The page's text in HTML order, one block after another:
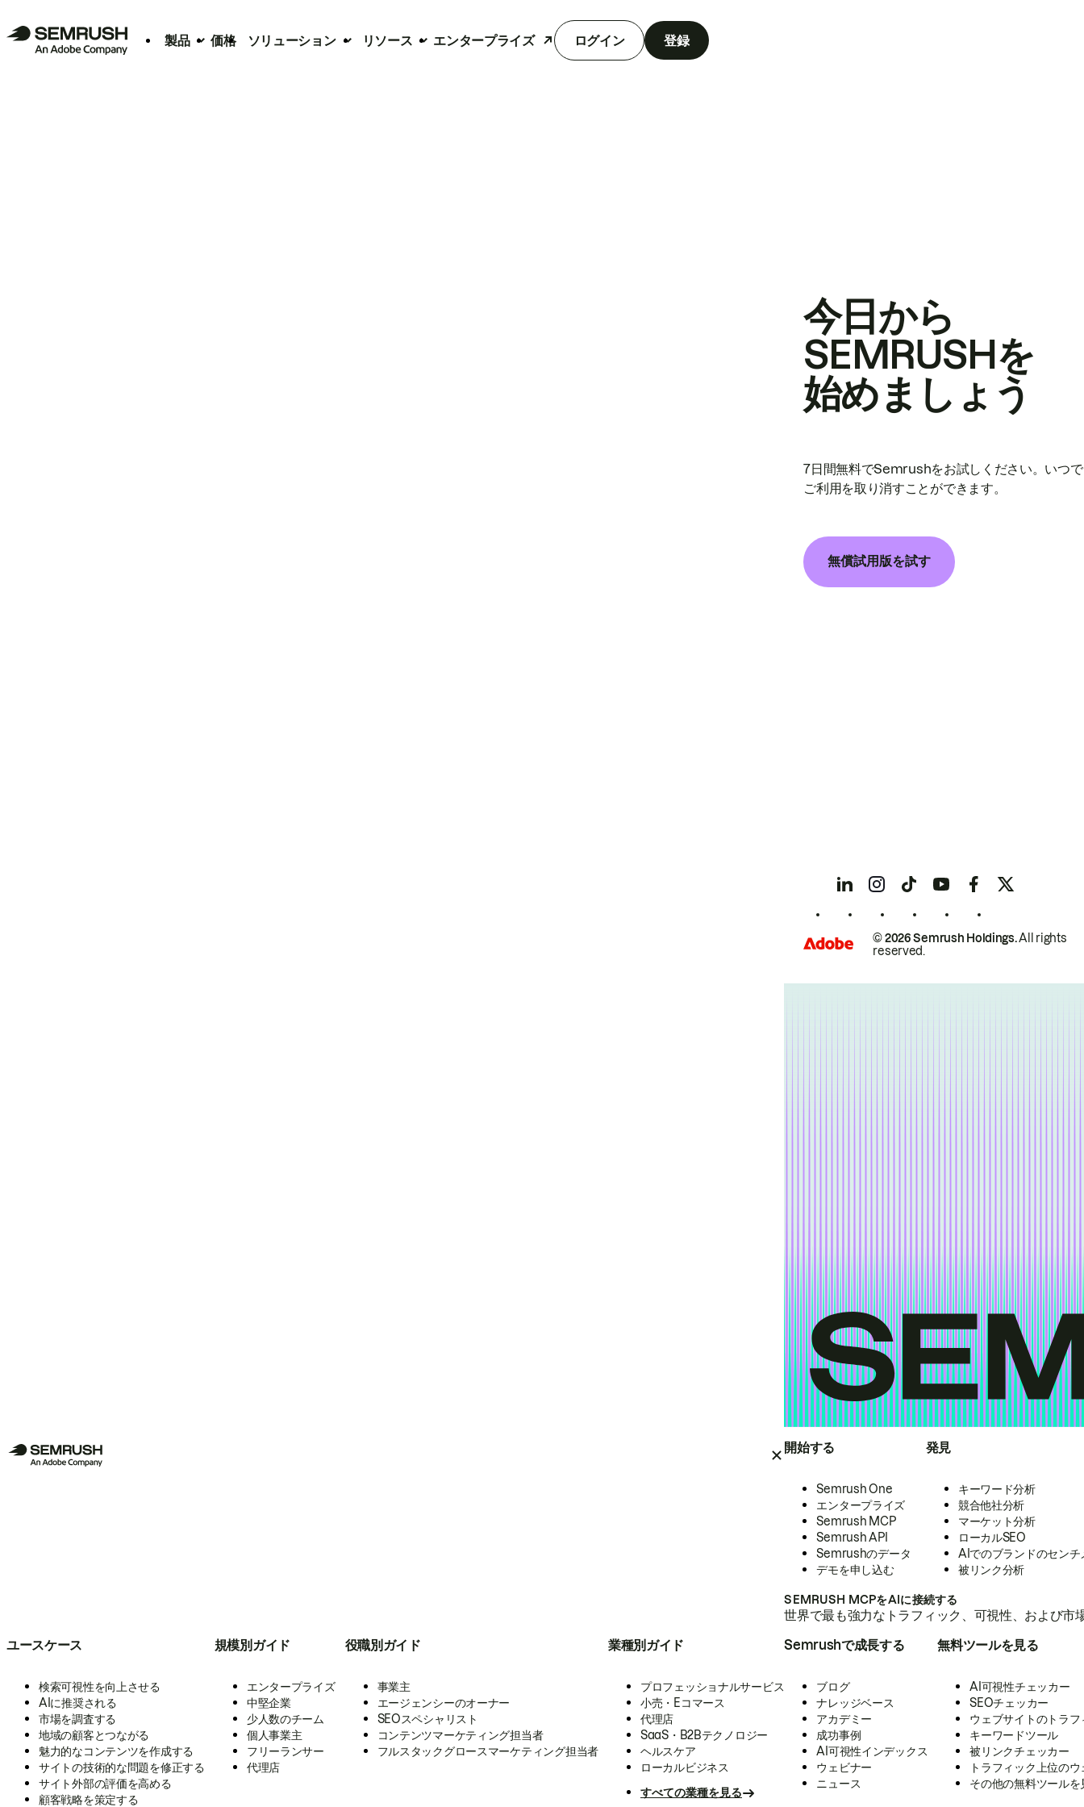
製品 価格 ソリューション リソース エンタープライズ ログイン 登録
開始する
Semrush One
エンタープライズ
Semrush MCP
Semrush API
Semrushのデータ
デモを申し込む
発見
キーワード分析
競合他社分析
マーケット分析
ローカルSEO
AIでのブランドのセンチ
被リンク分析
SEMRUSH MCPをAIに接続する
世界で最も強力なトラフィック、可視性、および
ユースケース
検索可視性を向上させる
AIに推奨される
市場を調査する
地域の顧客とつながる
魅力的なコンテンツを作成する
サイトの技術的な問題を修正する
サイト外部の評価を高める
顧客戦略を策定する
規模別ガイド
エンタープライズ
中堅企業
少人数のチーム
個人事業主
フリーランサー
代理店
役職別ガイド
事業主
エージェンシーのオーナー
SEOスペシャリスト
コンテンツマーケティング担当者
フルスタックグロースマーケティング担当者
業種別ガイド
プロフェッショナルサービス
小売・Eコマース
代理店
SaaS・B2Bテクノロジー
ヘルスケア
ローカルビジネス
すべての業種を見る
Semrushで成長する
ブログ
ナレッジベース
アカデミー
成功事例
AI可視性インデックス
ウェビナー
ニュース
無料ツールを見る
AI可視性チェッカー
SEOチェッカー
ウェブサイトのトラ
キーワードツール
被リンクチェッカー
トラフィック上位の
その他の無料ツールを
今日から
SEMRUSHを
始めましょう
7日間無料でSemrushをお試しください。いつ
ご利用を取り消すことができます。
無償試用版を試す
© 2026 Semrush Holdings.All rights
reserved.